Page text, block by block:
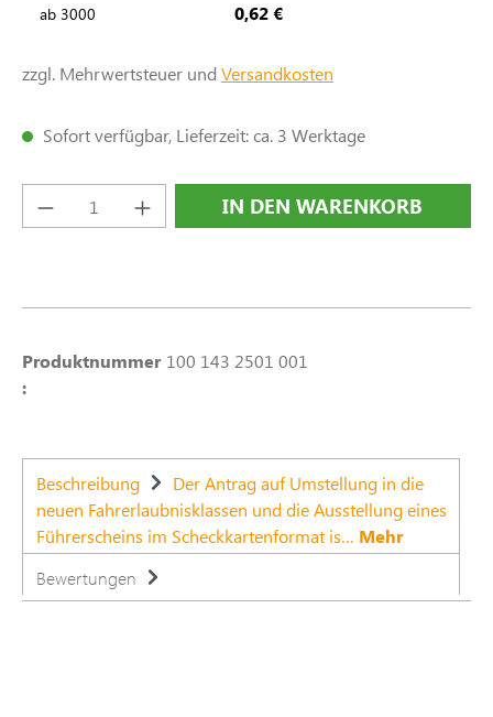
ab 3000 0,62 €
zzgl. Mehrwertsteuer und Versandkosten
Sofort verfügbar, Lieferzeit: ca. 3 Werktage
Produkt Anzahl: Gib den gewünschten
IN DEN WARENKORB
Produktnummer
:
100 143 2501 001
Beschreibung
Der Antrag auf Umstellung in die
neuen Fahrerlaubnisklassen und die Ausstellung eines
Führerscheins im Scheckkartenformat is… Mehr
Bewertungen